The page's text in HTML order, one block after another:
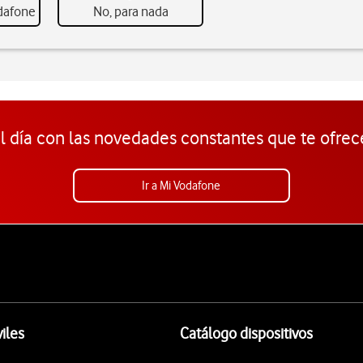
No, para nada
día con las novedades constantes que te
Ir a Mi Vodafone
Catálogo dispositivos